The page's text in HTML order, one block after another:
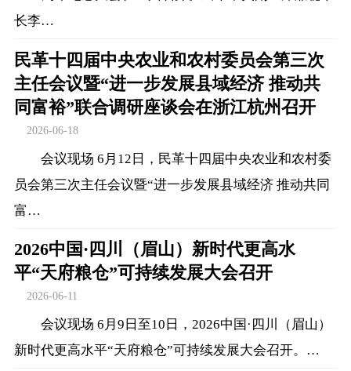
长李…
民革十四届中央农业和农村委员会第三次
主任会议暨“进一步发展县域经济 推动共
同富裕”联合调研座谈会在浙江杭州召开
2026-06-18
会议现场 6月12日，民革十四届中央农业和农村委
员会第三次主任会议暨“进一步发展县域经济 推动共同
富…
2026中国·四川（眉山）新时代更高水
平“天府粮仓”可持续发展大会召开
2026-06-11
会议现场 6月9日至10日，2026中国·四川（眉山）
新时代更高水平“天府粮仓”可持续发展大会召开。…